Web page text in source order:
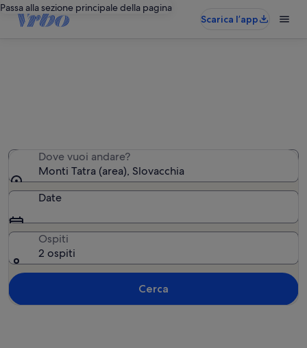
Passa alla sezione principale della pagina
Scarica l’app
Dove vuoi andare?
Monti Tatra (area), Slovacchia
Date
Ospiti
2 ospiti
Cerca